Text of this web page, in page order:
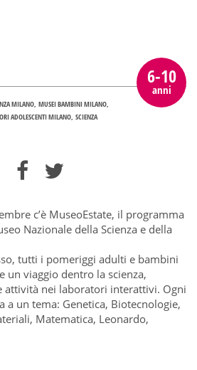
6-10
anni
MILANO MUSEI BAMBINI MILANO
ADOLESCENTI MILANO SCIENZA
c’è MuseoEstate, il programma
Nazionale della Scienza e della
tutti i pomeriggi adulti e bambini
un viaggio dentro la scienza,
attività nei laboratori interattivi. Ogni
a un tema: Genetica, Biotecnologie,
Matematica, Leonardo,